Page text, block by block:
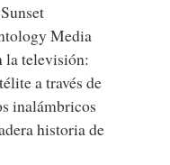
Media
la televisión:
a través de
inalámbricos
historia de